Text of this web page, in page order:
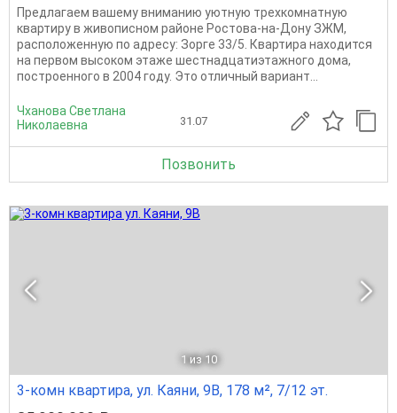
Предлагаем вашему вниманию уютную трехкомнатную
квартиру в живописном районе Ростова-на-Дону ЗЖМ,
расположенную по адресу: Зорге 33/5. Квартира находится
на первом высоком этаже шестнадцатиэтажного дома,
построенного в 2004 году. Это отличный вариант...
Чханова Светлана
Николаевна
31.07
Позвонить
1 из 10
3-комн квартира, ул. Каяни, 9В, 178 м², 7/12 эт.